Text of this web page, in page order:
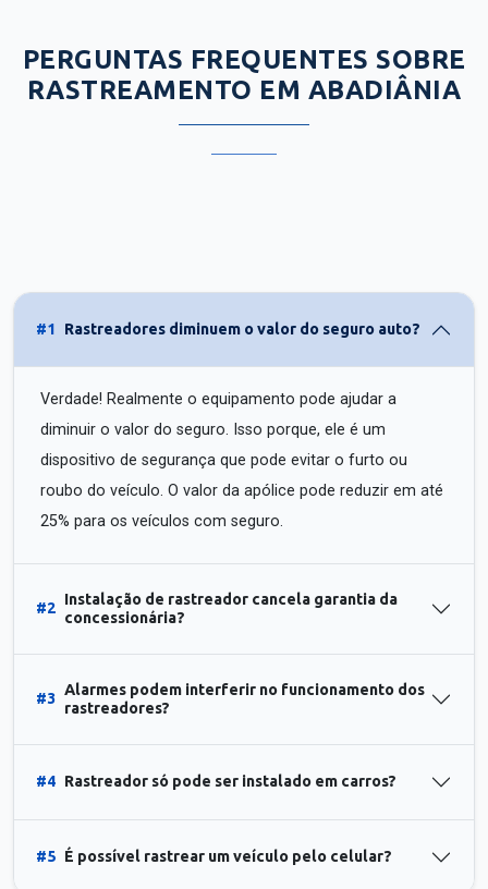
PERGUNTAS FREQUENTES SOBRE
RASTREAMENTO EM ABADIÂNIA
#1 Rastreadores diminuem o valor do seguro auto?
Verdade! Realmente o equipamento pode ajudar a
diminuir o valor do seguro. Isso porque, ele é um
dispositivo de segurança que pode evitar o furto ou
roubo do veículo. O valor da apólice pode reduzir em até
25% para os veículos com seguro.
#2
Instalação de rastreador cancela garantia da
concessionária?
#3
Alarmes podem interferir no funcionamento dos
rastreadores?
#4 Rastreador só pode ser instalado em carros?
#5 É possível rastrear um veículo pelo celular?